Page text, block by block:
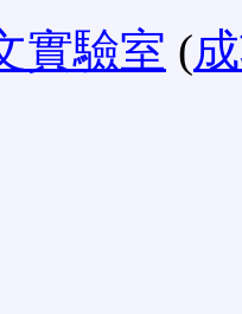
實驗室 (